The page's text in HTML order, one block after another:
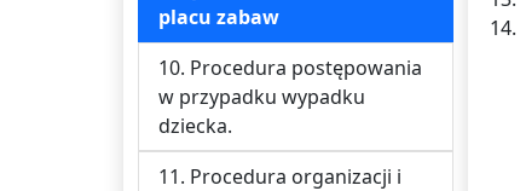
placu zabaw
10. Procedura postępowania
w przypadku wypadku
dziecka.
11. Procedura organizacji i